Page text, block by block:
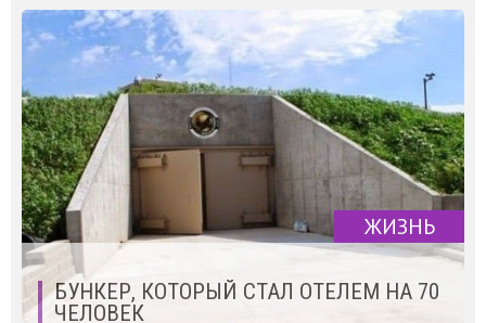
ЖИЗНЬ
БУНКЕР, КОТОРЫЙ СТАЛ ОТЕЛЕМ НА 70
ЧЕЛОВЕК